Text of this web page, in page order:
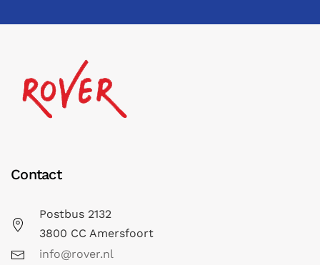
Contact
Postbus 2132
3800 CC Amersfoort
info@rover.nl